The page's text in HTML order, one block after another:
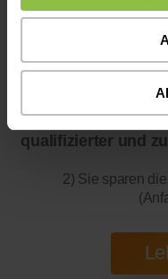
Bitte beachten Sie,
200 bis 300 mal
qualifizierter und
2) Sie sparen